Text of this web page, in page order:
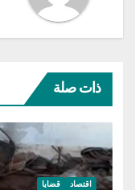
ذات صلة
اقتصاد قضايا